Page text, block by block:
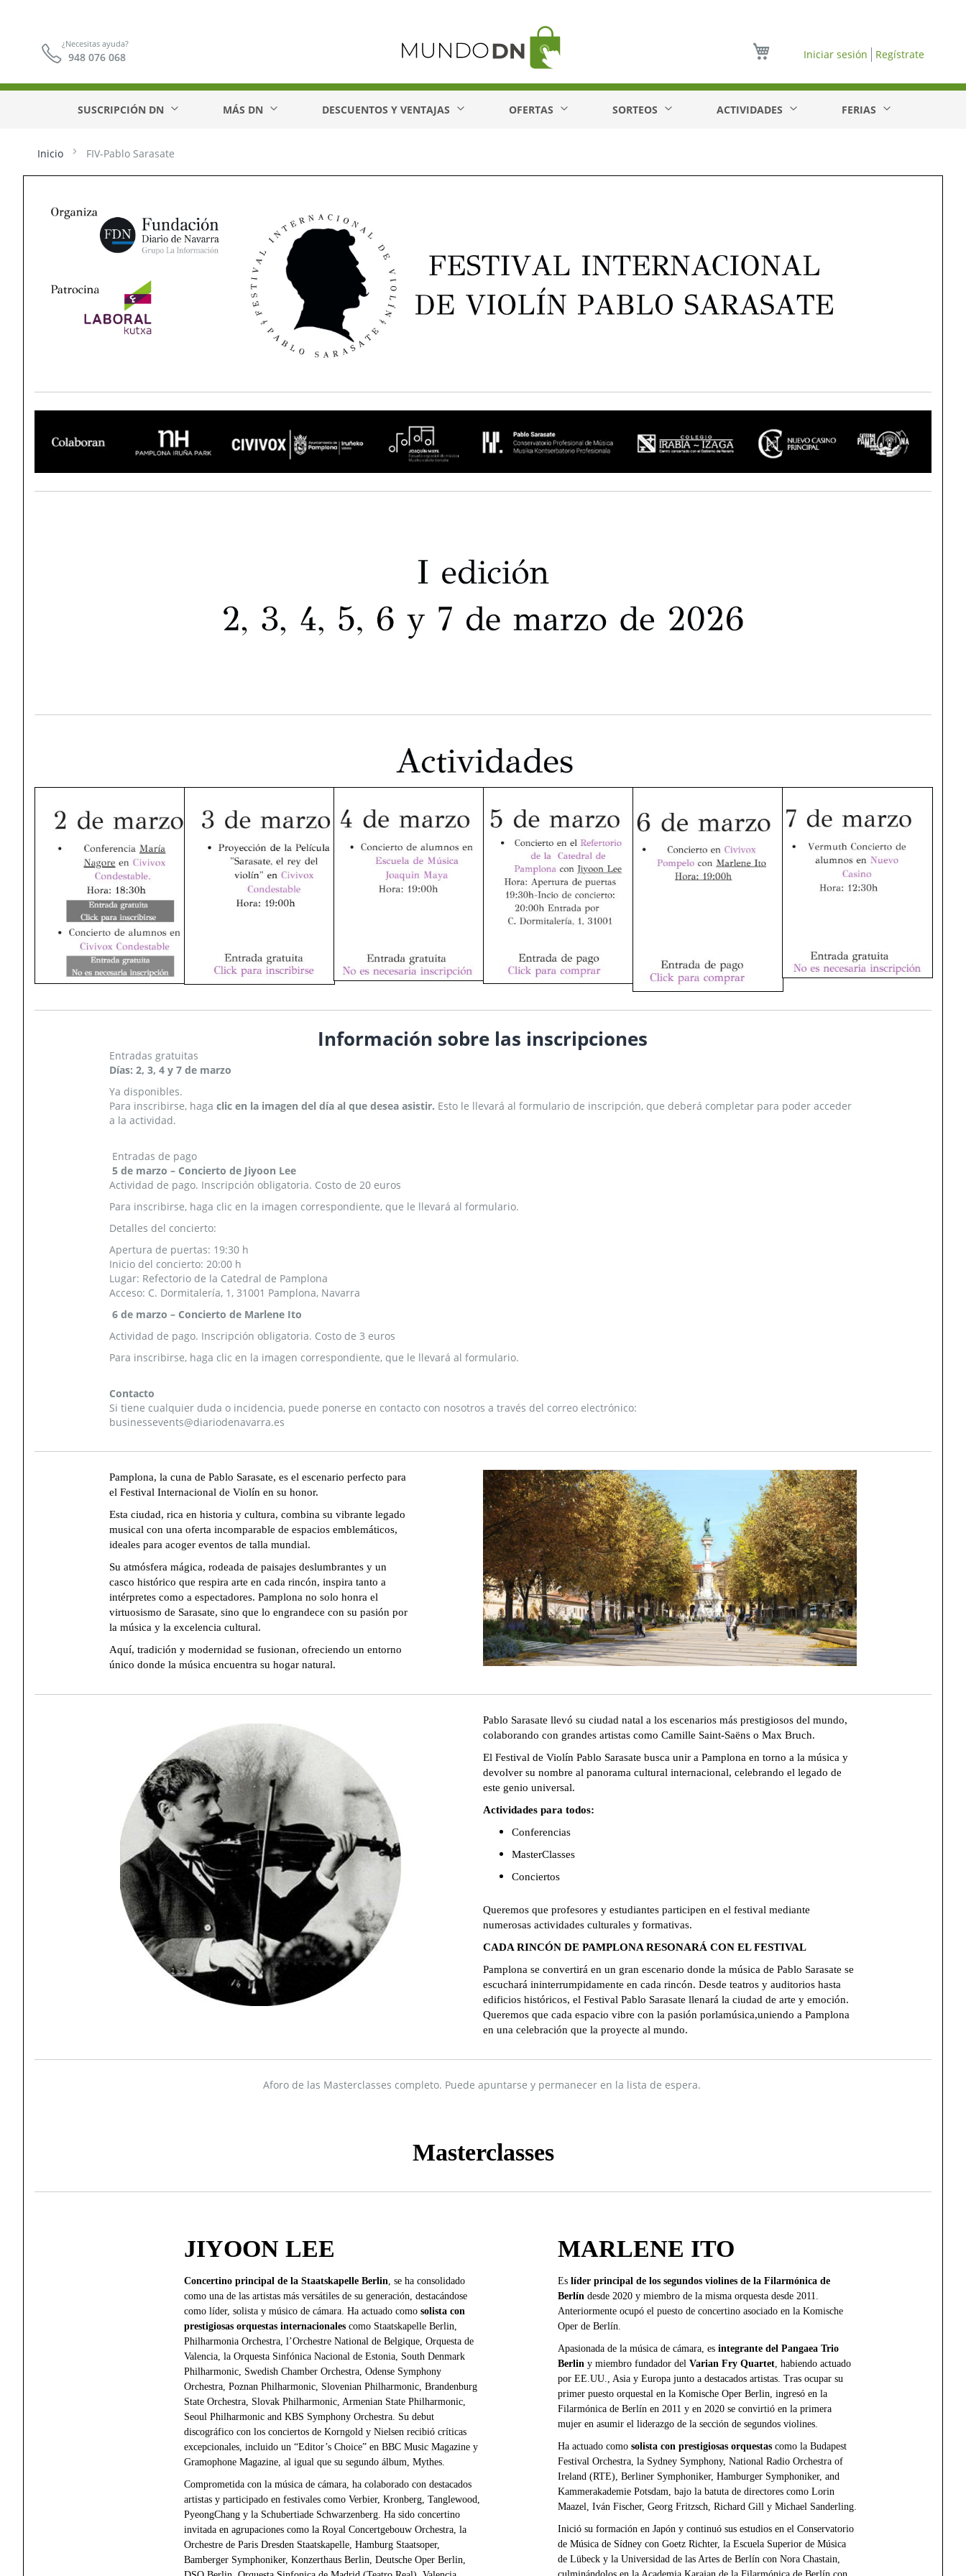
¿Necesitas ayuda?
948 076 068 Iniciar sesión Regístrate
SUSCRIPCIÓN DN MÁS DN DESCUENTOS Y VENTAJAS OFERTAS SORTEOS ACTIVIDADES FERIAS
Inicio FIV-Pablo Sarasate
Información sobre las inscripciones
Entradas gratuitas
Días: 2, 3, 4 y 7 de marzo
Ya disponibles.
Para inscribirse, haga clic en la imagen del día al que desea asistir. Esto le llevará al formulario de inscripción, que deberá completar para poder acceder
a la actividad.
Entradas de pago
5 de marzo – Concierto de Jiyoon Lee
Actividad de pago. Inscripción obligatoria. Costo de 20 euros
Para inscribirse, haga clic en la imagen correspondiente, que le llevará al formulario.
Detalles del concierto:
Apertura de puertas: 19:30 h
Inicio del concierto: 20:00 h
Lugar: Refectorio de la Catedral de Pamplona
Acceso: C. Dormitalería, 1, 31001 Pamplona, ​​Navarra
6 de marzo – Concierto de Marlene Ito
Actividad de pago. Inscripción obligatoria. Costo de 3 euros
Para inscribirse, haga clic en la imagen correspondiente, que le llevará al formulario.
Contacto
Si tiene cualquier duda o incidencia, puede ponerse en contacto con nosotros a través del correo electrónico:
businessevents@diariodenavarra.es
Pamplona, la cuna de Pablo Sarasate, es el escenario perfecto para
el Festival Internacional de Violín en su honor.
Esta ciudad, rica en historia y cultura, combina su vibrante legado
musical con una oferta incomparable de espacios emblemáticos,
ideales para acoger eventos de talla mundial.
Su atmósfera mágica, rodeada de paisajes deslumbrantes y un
casco histórico que respira arte en cada rincón, inspira tanto a
intérpretes como a espectadores. Pamplona no solo honra el
virtuosismo de Sarasate, sino que lo engrandece con su pasión por
la música y la excelencia cultural.
Aquí, tradición y modernidad se fusionan, ofreciendo un entorno
único donde la música encuentra su hogar natural.
Pablo Sarasate llevó su ciudad natal a los escenarios más prestigiosos del mundo,
colaborando con grandes artistas como Camille Saint-Saëns o Max Bruch.
El Festival de Violín Pablo Sarasate busca unir a Pamplona en torno a la música y
devolver su nombre al panorama cultural internacional, celebrando el legado de
este genio universal.
Actividades para todos:
Conferencias
MasterClasses
Conciertos
Queremos que profesores y estudiantes participen en el festival mediante
numerosas actividades culturales y formativas.
CADA RINCÓN DE PAMPLONA RESONARÁ CON EL FESTIVAL
Pamplona se convertirá en un gran escenario donde la música de Pablo Sarasate se
escuchará ininterrumpidamente en cada rincón. Desde teatros y auditorios hasta
edificios históricos, el Festival Pablo Sarasate llenará la ciudad de arte y emoción.
Queremos que cada espacio vibre con la pasión porlamúsica,uniendo a Pamplona
en una celebración que la proyecte al mundo.
Aforo de las Masterclasses completo. Puede apuntarse y permanecer en la lista de espera.
Masterclasses
JIYOON LEE
Concertino principal de la Staatskapelle Berlin, se ha consolidado
como una de las artistas más versátiles de su generación, destacándose
como líder, solista y músico de cámara. Ha actuado como solista con
prestigiosas orquestas internacionales como Staatskapelle Berlin,
Philharmonia Orchestra, l’Orchestre National de Belgique, Orquesta de
Valencia, la Orquesta Sinfónica Nacional de Estonia, South Denmark
Philharmonic, Swedish Chamber Orchestra, Odense Symphony
Orchestra, Poznan Philharmonic, Slovenian Philharmonic, Brandenburg
State Orchestra, Slovak Philharmonic, Armenian State Philharmonic,
Seoul Philharmonic and KBS Symphony Orchestra. Su debut
discográfico con los conciertos de Korngold y Nielsen recibió críticas
excepcionales, incluido un “Editor’s Choice” en BBC Music Magazine y
Gramophone Magazine, al igual que su segundo álbum, Mythes.
Comprometida con la música de cámara, ha colaborado con destacados
artistas y participado en festivales como Verbier, Kronberg, Tanglewood,
PyeongChang y la Schubertiade Schwarzenberg. Ha sido concertino
invitada en agrupaciones como la Royal Concertgebouw Orchestra, la
Orchestre de Paris Dresden Staatskapelle, Hamburg Staatsoper,
Bamberger Symphoniker, Konzerthaus Berlin, Deutsche Oper Berlin,
MARLENE ITO
Es líder principal de los segundos violines de la Filarmónica de
Berlíndesde 2020 y miembro de la misma orquesta desde 2011.
Anteriormente ocupó el puesto de concertino asociado en la Komische
Oper de Berlín.
Apasionada de la música de cámara, esintegrante del Pangaea Trio
Berlin y miembro fundador del Varian Fry Quartet, habiendo actuado
por EE.UU., Asia y Europa junto a destacados artistas. Tras ocupar su
primer puesto orquestal en la Komische Oper Berlin, ingresó en la
Filarmónica de Berlín en 2011 y en 2020 se convirtió en la primera
mujer en asumir el liderazgo de la sección de segundos violines.
Ha actuado comosolista con prestigiosas orquestascomo la Budapest
Festival Orchestra, la Sydney Symphony, National Radio Orchestra of
Ireland (RTE), Berliner Symphoniker, Hamburger Symphoniker, and
Kammerakademie Potsdam, bajo la batuta de directores como Lorin
Maazel, Iván Fischer, Georg Fritzsch, Richard Gill y Michael Sanderling.
Inició su formación en Japón y continuó sus estudios en el Conservatorio
de Música de Sídney con Goetz Richter, la Escuela Superior de Música
de Lübeck y la Universidad de las Artes de Berlín con Nora Chastain,